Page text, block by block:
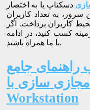
دسکتاپ یا به اختصار VDI تکنیکی است که به کمک
به تعداد کاربران
کاربران پرداخت. اگر
کسب کنید، در ادامه
با ما همراه باشید.
راهنمای جامع
مجازی سازی با VMware
Workstation